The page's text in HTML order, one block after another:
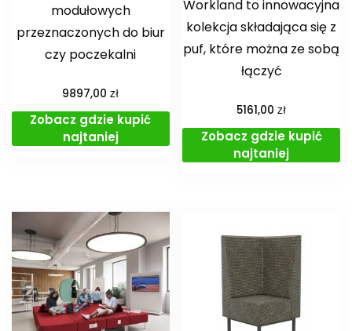
modułowych
przeznaczonych do biur
czy poczekalni
9897,00zł
Zobacz gdzie kupić
najtaniej
Workland to innowacyjna
kolekcja składająca się z
puf, które można ze sobą
łączyć
5161,00zł
Zobacz gdzie kupić
najtaniej